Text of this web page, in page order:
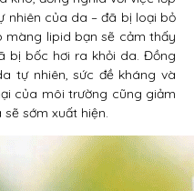
nhiên của da – đã bị loại bỏ
màng lipid bạn sẽ cảm thấy
bị bốc hơi ra khỏi da. Đồng
tự nhiên, sức đề kháng và
của môi trường cũng giảm
sớm xuất hiện.